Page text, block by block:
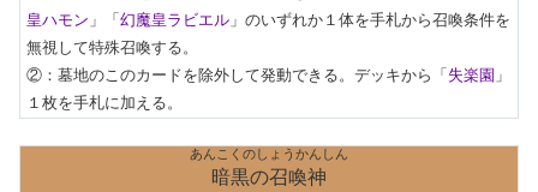
皇ハモン 」「 幻魔皇ラビエル 」のいずれか１体を手札から召喚条件を
無視して特殊召喚する。
②：墓地のこのカードを除外して発動できる。デッキから「 失楽園 」
１枚を手札に加える。
あんこくのしょうかんしん
暗黒の召喚神